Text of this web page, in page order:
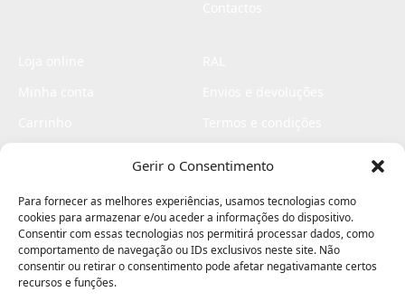
Gerir o Consentimento
Para fornecer as melhores experiências, usamos tecnologias como
cookies para armazenar e/ou aceder a informações do dispositivo.
Consentir com essas tecnologias nos permitirá processar dados, como
comportamento de navegação ou IDs exclusivos neste site. Não
consentir ou retirar o consentimento pode afetar negativamante certos
recursos e funções.
Livro de elogios